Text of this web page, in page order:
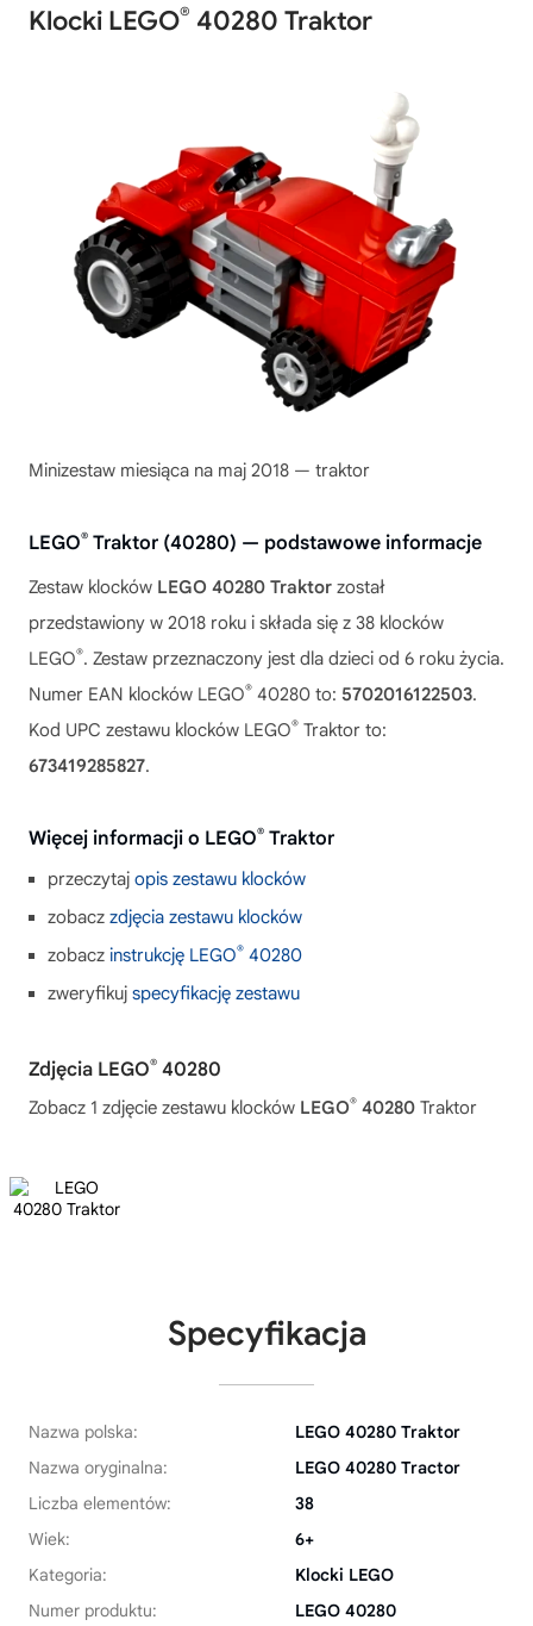
Klocki LEGO® 40280 Traktor
Minizestaw miesiąca na maj 2018 — traktor
LEGO® Traktor (40280) — podstawowe informacje
Zestaw klocków LEGO 40280 Traktor został
przedstawiony w 2018 roku i składa się z 38 klocków
LEGO®. Zestaw przeznaczony jest dla dzieci od 6 roku życia.
Numer EAN klocków LEGO® 40280 to: 5702016122503.
Kod UPC zestawu klocków LEGO® Traktor to:
673419285827.
Więcej informacji o LEGO® Traktor
przeczytaj opis zestawu klocków
zobacz zdjęcia zestawu klocków
zobacz instrukcję LEGO® 40280
zweryfikuj specyfikację zestawu
Zdjęcia LEGO® 40280
Zobacz 1 zdjęcie zestawu klocków LEGO® 40280 Traktor
Specyfikacja
Nazwa polska:
LEGO 40280 Traktor
Nazwa oryginalna:
LEGO 40280 Tractor
Liczba elementów:
38
Wiek:
6+
Kategoria:
Klocki LEGO
Numer produktu:
LEGO 40280